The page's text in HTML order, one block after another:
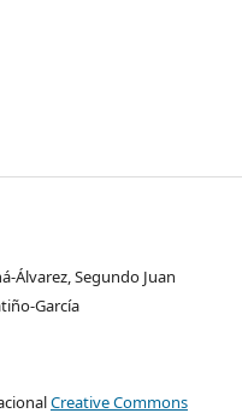
Álvarez, Segundo Juan
García
Creative Commons